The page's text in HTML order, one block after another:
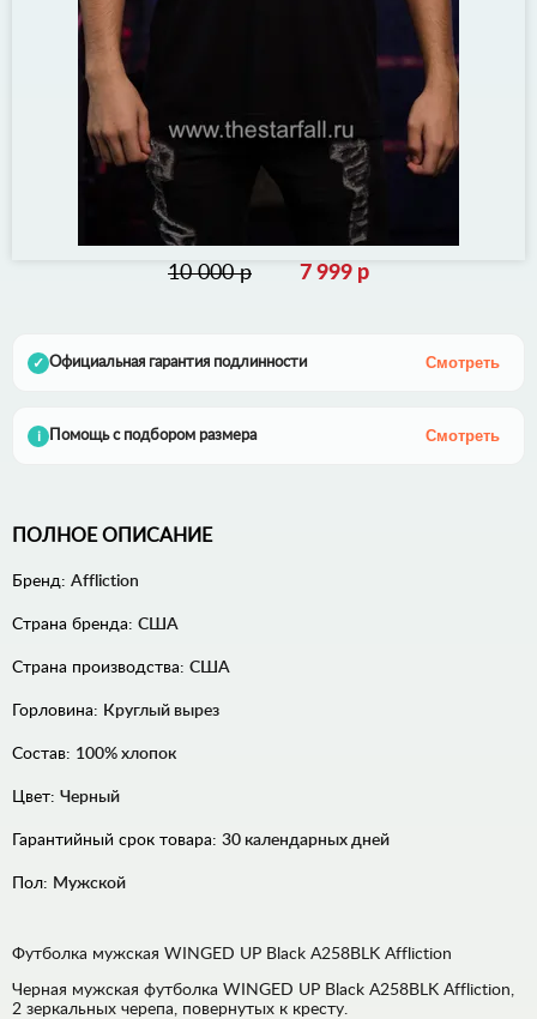
10 000 р 7 999 р
✓ Официальная гарантия подлинности Смотреть
i Помощь с подбором размера Смотреть
ПОЛНОЕ ОПИСАНИЕ
Бренд: Affliction
Страна бренда: США
Страна производства: США
Горловина: Круглый вырез
Состав: 100% хлопок
Цвет: Черный
Гарантийный срок товара: 30 календарных дней
Пол: Мужской
Футболка мужская WINGED UP Black A258BLK Affliction
Черная мужская футболка WINGED UP Black A258BLK Affliction,
2 зеркальных черепа, повернутых к кресту.